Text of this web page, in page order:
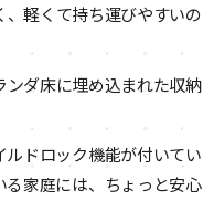
軽くて持ち運びやすいの
ダ床に埋め込まれた収納
ドロック機能が付いてい
家庭には、ちょっと安心